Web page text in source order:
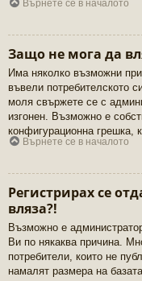
Върнете се в началото
Защо не мога да
Има няколко възможни
въвели потребителското
моля свържете се с
изгонен. Възможно е
конфигурационна грешка,
Върнете се в началото
Регистрирах се
вляза?!
Възможно е
Ви по някаква причина.
потребители, които не
намалят размера на